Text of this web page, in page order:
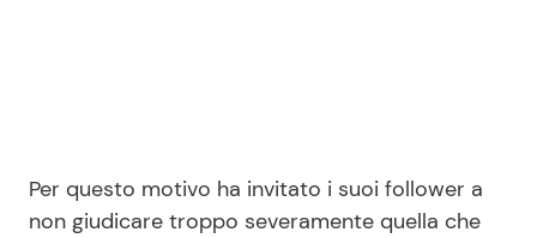
Per questo motivo ha invitato i suoi follower a
non giudicare troppo severamente quella che